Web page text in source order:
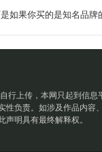
行上传，本网只起到信息
性负责。如涉及作品内容
声明具有最终解释权。